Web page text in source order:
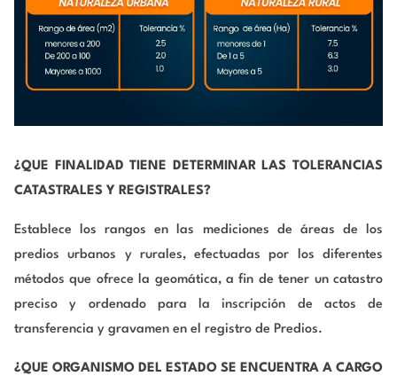
¿QUE FINALIDAD TIENE DETERMINAR LAS TOLERANCIAS
CATASTRALES Y REGISTRALES?
Establece los rangos en las mediciones de áreas de los
predios urbanos y rurales, efectuadas por los diferentes
métodos que ofrece la geomática, a fin de tener un catastro
preciso y ordenado para la inscripción de actos de
transferencia y gravamen en el registro de Predios.
¿QUE ORGANISMO DEL ESTADO SE ENCUENTRA A CARGO